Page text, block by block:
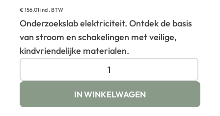
€156,01 incl. BTW
Onderzoekslab elektriciteit. Ontdek de basis
van stroom en schakelingen met veilige,
kindvriendelijke materialen.
IN WINKELWAGEN